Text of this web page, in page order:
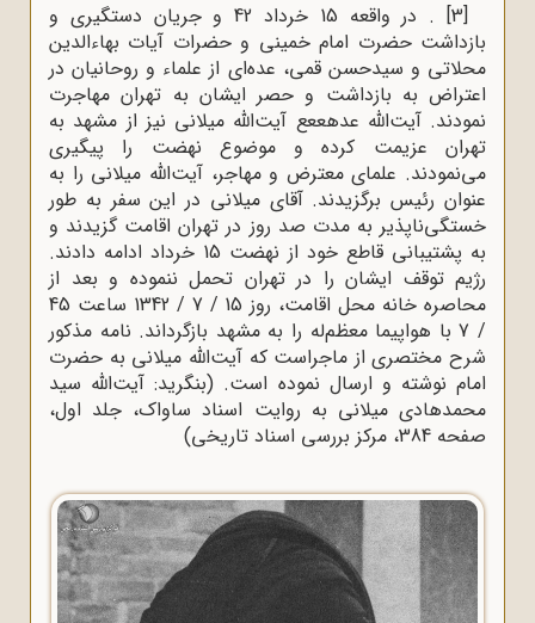
[3]
. در واقعه 15 خرداد 42 و جریان دستگیرى و
بازداشت حضرت امام خمینى و حضرات آیات بهاء‌الدین
محلاتى و سیدحسن قمى، عده‌ای از علماء و روحانیان در
اعتراض به بازداشت و حصر ایشان به تهران مهاجرت
نمودند. آیت‌الله عدهععع آیت‌الله میلانى نیز از مشهد به
تهران عزیمت کرده و موضوع نهضت را پیگیرى
مى‌نمودند. علماى معترض و مهاجر، آیت‌الله‌ میلانى را به
عنوان رئیس برگزیدند. آقاى میلانى در این سفر به طور
خستگى‌ناپذیر به مدت صد روز در تهران اقامت گزیدند و
به پشتیبانى قاطع خود از نهضت 15 خرداد ادامه دادند.
رژیم توقف ایشان را در تهران تحمل ننموده و بعد از
محاصره خانه محل اقامت، روز 15 / 7 / 1342 ساعت 45
/ 7 با هواپیما معظم‌له را به مشهد بازگرداند. نامه مذکور
شرح مختصری از ماجراست که آیت‌الله میلانی به حضرت
امام نوشته و ارسال نموده است. (بنگرید: آیت‌الله سید
محمدهادی میلانی به روایت اسناد ساواک، جلد اول،
صفحه 384، مرکز بررسی اسناد تاریخی)